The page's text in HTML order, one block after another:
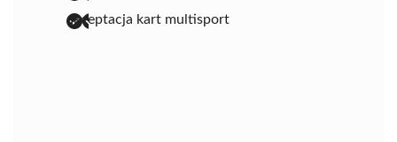
akceptacja kart multisport